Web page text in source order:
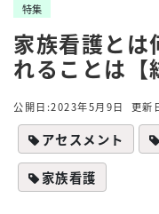
特集
家族看護とは
れることは【
公開日:2023年5月9日 更新
アセスメント
家族看護